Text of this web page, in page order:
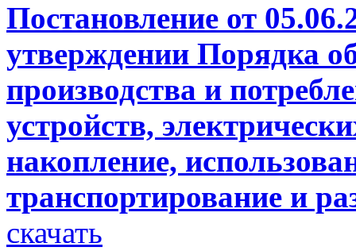
Постановление от
утверждении Порядка
производства и
устройств,
накопление,
транспортирование и
скачать